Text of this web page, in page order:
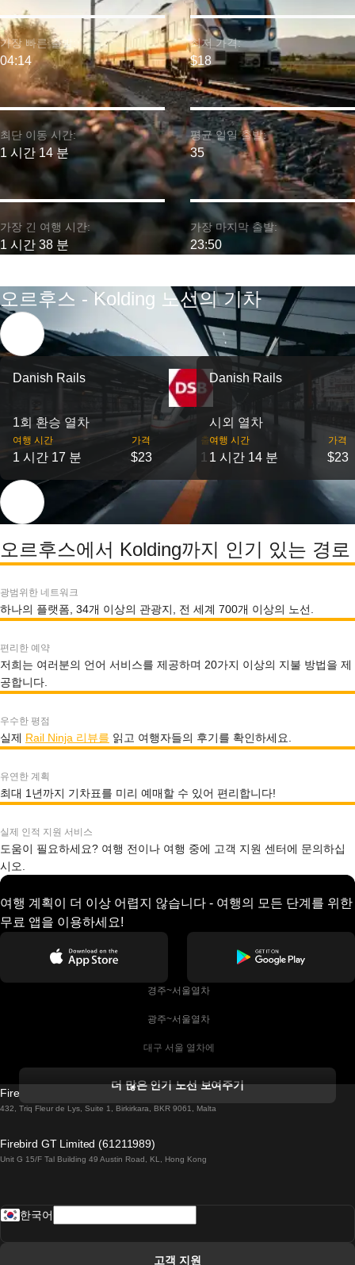
최단 이동 시간:
1 시간 14 분
가장 빠른 출발:
04:14
가장 긴 여행 시간:
1 시간 38 분
최저 가격:
$18
평균 일일 출발:
35
가장 마지막 출발:
23:50
오르후스 - Kolding 노선의 기차
Danish Rails
1회 환승 열차
여행 시간
1 시간 17 분
가격
$23
출발
1
Danish Rails
시외 열차
여행 시간
1 시간 14 분
가격
$23
오르후스에서 Kolding까지 인기 있는 경로
광범위한 네트워크
하나의 플랫폼, 34개 이상의 관광지, 전 세계 700개 이상의 노선.
편리한 예약
저희는 여러분의 언어 서비스를 제공하며 20가지 이상의 지불 방법을 제
공합니다.
우수한 평점
실제 Rail Ninja 리뷰를 읽고 여행자들의 후기를 확인하세요.
유연한 계획
최대 1년까지 기차표를 미리 예매할 수 있어 편리합니다!
실제 인적 지원 서비스
도움이 필요하세요? 여행 전이나 여행 중에 고객 지원 센터에 문의하십
시오.
여행 계획이 더 이상 어렵지 않습니다 - 여행의 모든 단계를 위한
무료 앱을 이용하세요!
경주~서울열차
광주~서울열차
대구 서울 열차에
더블린에서 골웨이 열차
로마에서 나폴리 열차
더 많은 인기 노선 보여주기
Firebird GT Limited (OC 1451)
432, Triq Fleur de Lys, Suite 1, Birkirkara, BKR 9061, Malta
Firebird GT Limited (61211989)
Unit G 15/F Tal Building 49 Austin Road, KL, Hong Kong
한국어
고객 지원